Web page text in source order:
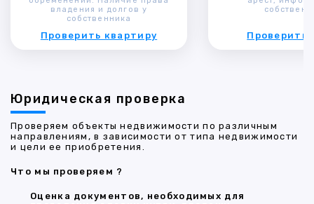
владения и долгов у
собственника
Проверить квартиру Проверить
Юридическая проверка
Проверяем объекты недвижимости по различным
направлениям, в зависимости от типа недвижимости
и цели ее приобретения.
Что мы проверяем ?
Оценка документов, необходимых для